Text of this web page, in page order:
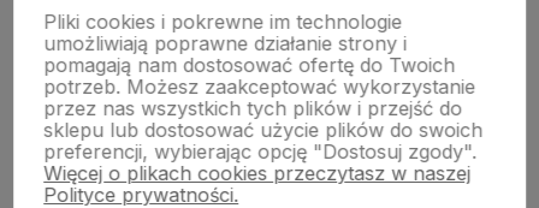
Pomoc
Strony Informacyjne
Moje konto
Pliki cookies i pokrewne im technologie
umożliwiają poprawne działanie strony i
pomagają nam dostosować ofertę do Twoich
potrzeb. Możesz zaakceptować wykorzystanie
przez nas wszystkich tych plików i przejść do
sklepu lub dostosować użycie plików do swoich
preferencji, wybierając opcję "Dostosuj zgody".
Więcej o plikach cookies przeczytasz w naszej
Polityce prywatności.